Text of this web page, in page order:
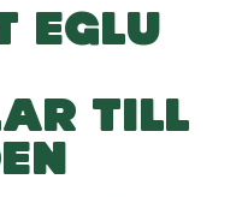
EGLU
TILL